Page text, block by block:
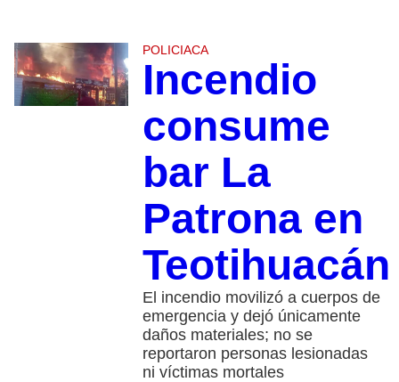
POLICIACA
Incendio
consume
bar La
Patrona en
Teotihuacán
El incendio movilizó a cuerpos de
emergencia y dejó únicamente
daños materiales; no se
reportaron personas lesionadas
ni víctimas mortales